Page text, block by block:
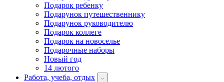
Подарок ребенку
Подарунок путешественнику
Подарунок руководителю
Подарок коллеге
Подарок на новоселье
Подарочные наборы
Новый год
14 лютого
Работа, учеба, отдых